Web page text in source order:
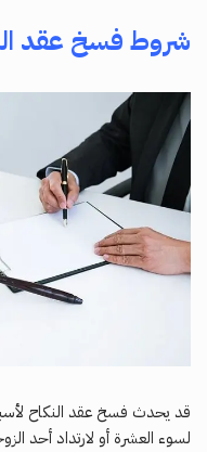
شروط فسخ عقد
قد يحدث فسخ عقد النكاح
لسوء العشرة أو لارتداد أحد